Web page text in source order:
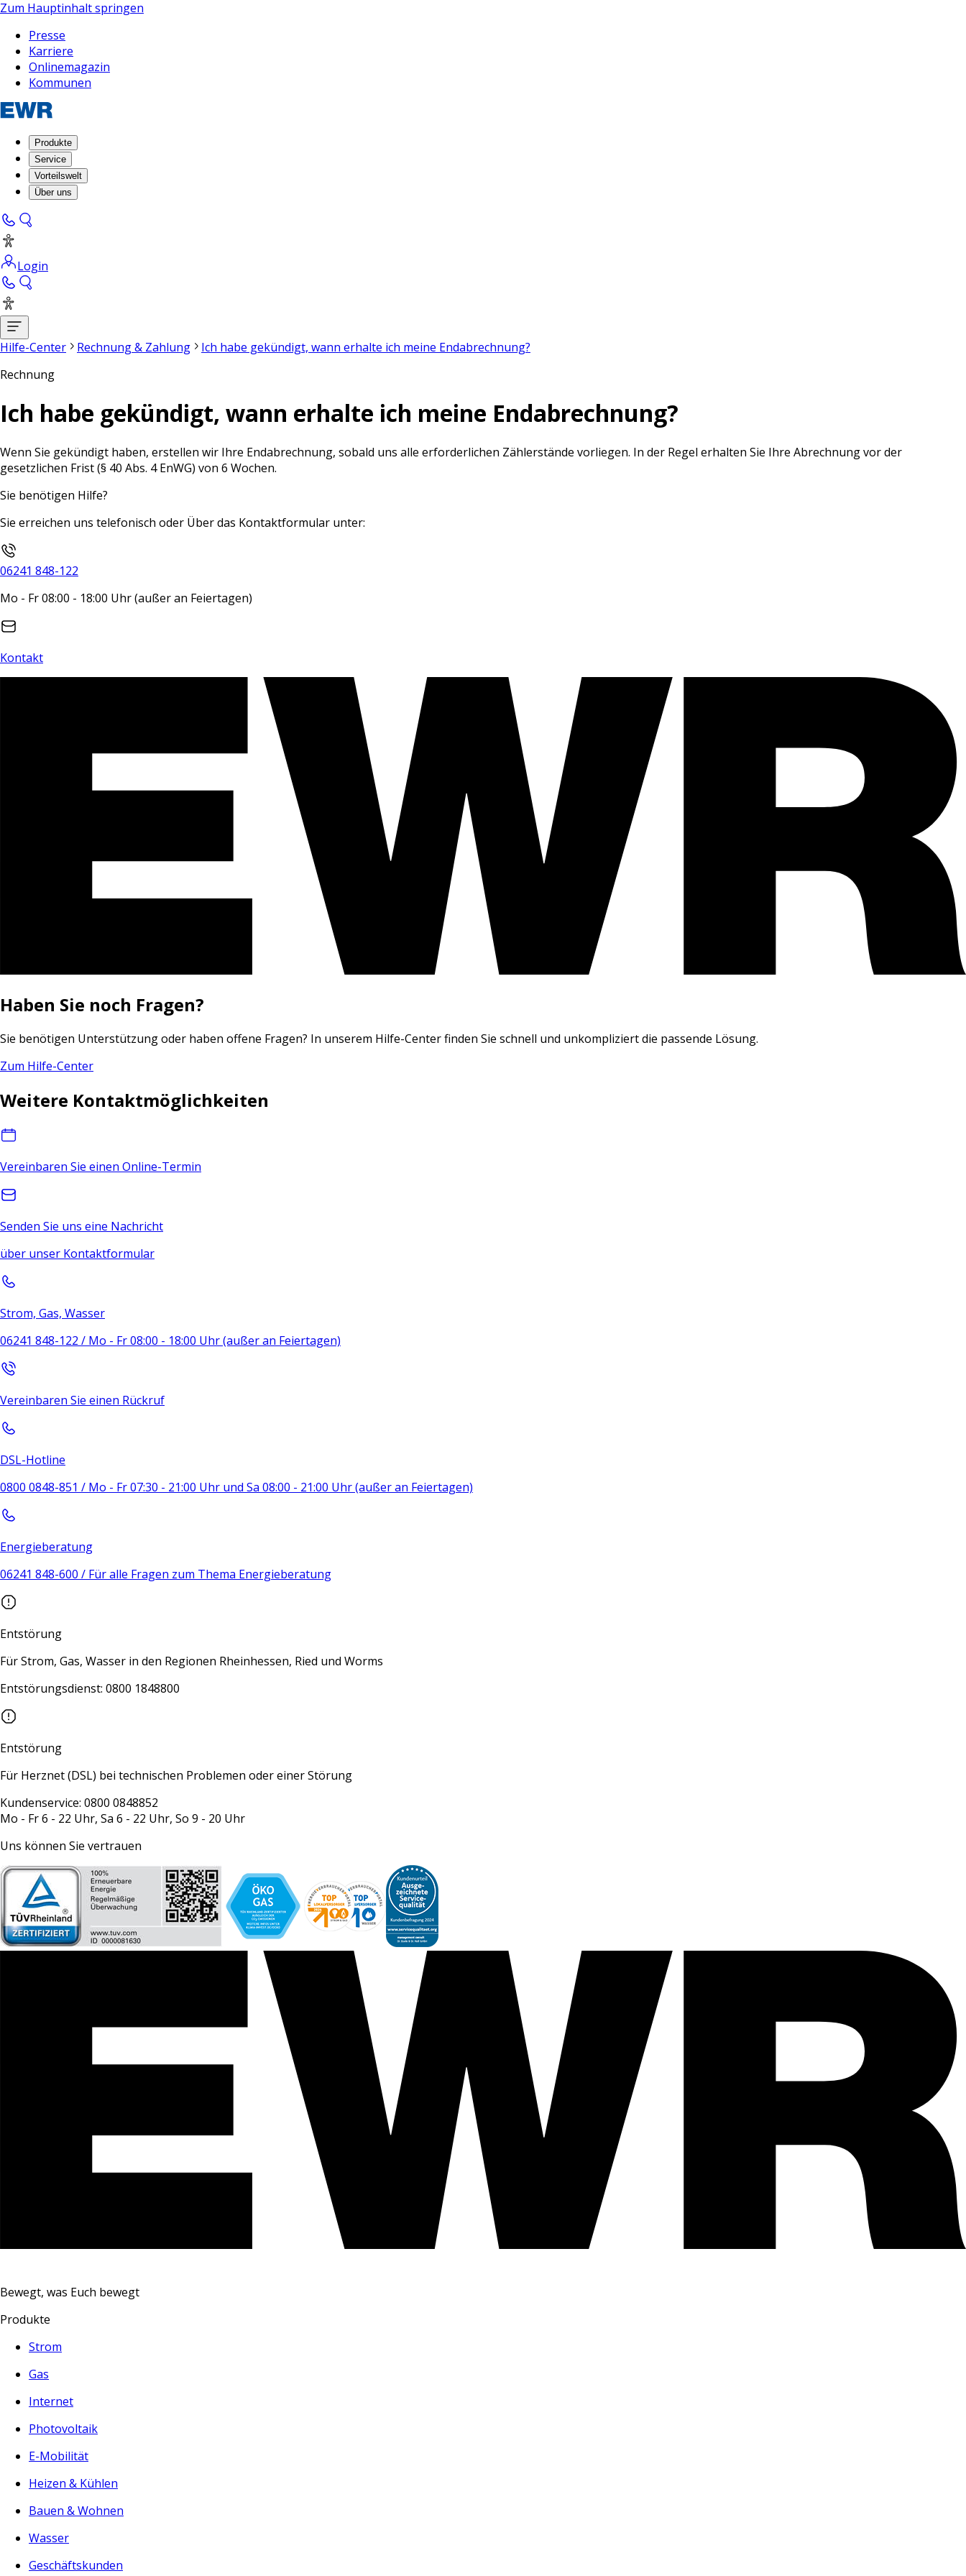
Zum Hauptinhalt springen
Presse
Karriere
Onlinemagazin
Kommunen
Produkte
Service
Vorteilswelt
Über uns
Login
Hilfe-Center Rechnung & Zahlung
Ich habe gekündigt, wann erhalte ich meine Endabrechnung?
Rechnung
Ich habe gekündigt, wann erhalte ich meine Endabrechnung?
Wenn Sie gekündigt haben, erstellen wir Ihre Endabrechnung, sobald uns alle erforderlichen Zählerstände vorliegen. In der Regel erhalten Sie Ihre Abrechnung vor der
gesetzlichen Frist (§ 40 Abs. 4 EnWG) von 6 Wochen.
Sie benötigen Hilfe?
Sie erreichen uns telefonisch oder Über das Kontaktformular unter:
06241 848-122
Mo - Fr 08:00 - 18:00 Uhr (außer an Feiertagen)
Kontakt
Haben Sie noch Fragen?
Sie benötigen Unterstützung oder haben offene Fragen? In unserem Hilfe-Center finden Sie schnell und unkompliziert die passende Lösung.
Zum Hilfe-Center
Weitere Kontaktmöglichkeiten
Vereinbaren Sie einen Online-Termin
Senden Sie uns eine Nachricht
über unser Kontaktformular
Strom, Gas, Wasser
06241 848-122 / Mo - Fr 08:00 - 18:00 Uhr (außer an Feiertagen)
Vereinbaren Sie einen Rückruf
DSL-Hotline
0800 0848-851 / Mo - Fr 07:30 - 21:00 Uhr und Sa 08:00 - 21:00 Uhr (außer an Feiertagen)
Energieberatung
06241 848-600 / Für alle Fragen zum Thema Energieberatung
Entstörung
Für Strom, Gas, Wasser in den Regionen Rheinhessen, Ried und Worms
Entstörungsdienst: 0800 1848800
Entstörung
Für Herznet (DSL) bei technischen Problemen oder einer Störung
Kundenservice: 0800 0848852
Mo - Fr 6 - 22 Uhr, Sa 6 - 22 Uhr, So 9 - 20 Uhr
Uns können Sie vertrauen
Bewegt, was Euch bewegt
Produkte
Strom
Gas
Internet
Photovoltaik
E-Mobilität
Heizen & Kühlen
Bauen & Wohnen
Wasser
Geschäftskunden